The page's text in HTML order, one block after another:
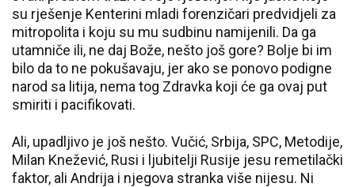
su rješenje Kenterini mladi forenzičari predvidjeli za
mitropolita i koju su mu sudbinu namijenili. Da ga
utamniče ili, ne daj Bože, nešto još gore? Bolje bi im
bilo da to ne pokušavaju, jer ako se ponovo podigne
narod sa litija, nema tog Zdravka koji će ga ovaj put
smiriti i pacifikovati.
Ali, upadljivo je još nešto. Vučić, Srbija, SPC, Metodije,
Milan Knežević, Rusi i ljubitelji Rusije jesu remetilački
faktor, ali Andrija i njegova stranka više nijesu. Ni